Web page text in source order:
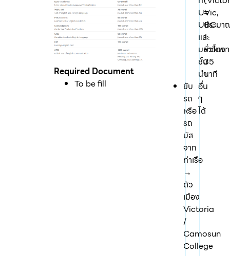
Required Document
To be fill
=
ประม
1
ชั่วโมง
35
นาที
ขับ
รถ
หรือ
รถ
บัส
จาก
ท่าเรือ
→
ตัว
เมือง
Victoria
/
Camosun
College
UVic,
UBC
และ
มหาวิทย
ชั้น
นำ
อื่น
ๆ
ได้